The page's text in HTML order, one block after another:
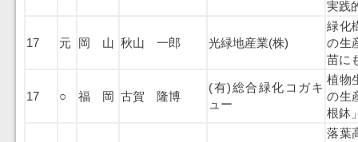
実践
17 元 岡 山 秋山 一郎 光緑地産業(株)
緑化
の生
苗に
17 ○ 福 岡 古賀 隆博
(有)総合緑化コガキ
ュー
植物
の生
根鉢
落葉